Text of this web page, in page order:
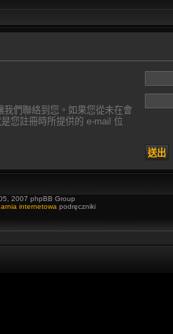
我們聯絡到您。如果您從未在會
您註冊時所提供的 e-mail 位
2007 phpBB Group
internetowa podręczniki